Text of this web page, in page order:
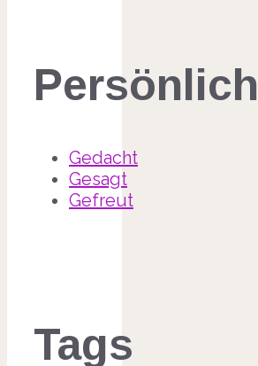
Persönlich
Gedacht
Gesagt
Gefreut
Tags